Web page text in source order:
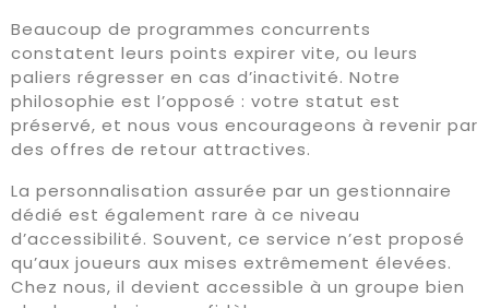
Beaucoup de programmes concurrents
constatent leurs points expirer vite, ou leurs
paliers régresser en cas d’inactivité. Notre
philosophie est l’opposé : votre statut est
préservé, et nous vous encourageons à revenir par
des offres de retour attractives.
La personnalisation assurée par un gestionnaire
dédié est également rare à ce niveau
d’accessibilité. Souvent, ce service n’est proposé
qu’aux joueurs aux mises extrêmement élevées.
Chez nous, il devient accessible à un groupe bien